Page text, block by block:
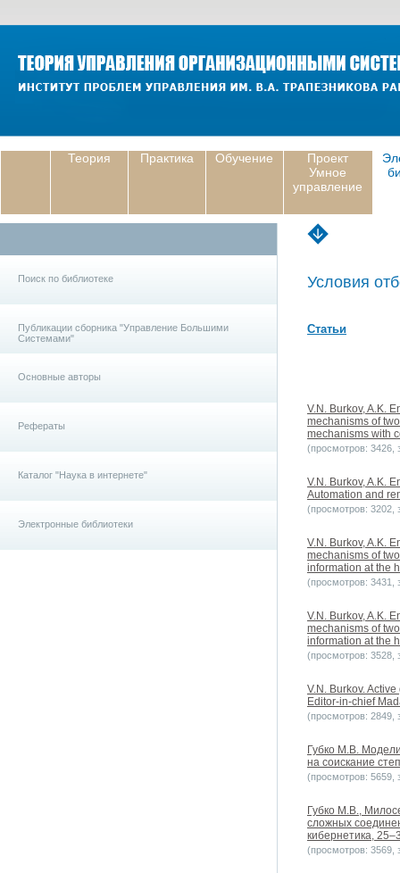
Теория Практика Обучение
Проект
Умное
управление
Поиск по библиотеке
Публикации сборника "Управление Большими
Системами"
Основные авторы
Рефераты
Каталог "Наука в интернете"
Электронные библиотеки
Условия
Статьи
V.N. Burkov, A.K.
mechanisms of
mechanisms with
(просмотров: 3426,
V.N. Burkov, A.K.
Automation and
(просмотров: 3202,
V.N. Burkov, A.K.
mechanisms of
information at the
(просмотров: 3431,
V.N. Burkov, A.K.
mechanisms of
information at the
(просмотров: 3528,
V.N. Burkov.
Editor-in-chief
(просмотров: 2849,
Губко М.В.
на соискание
(просмотров: 5659,
Губко М.В.,
сложных
кибернетика,
(просмотров: 3569,